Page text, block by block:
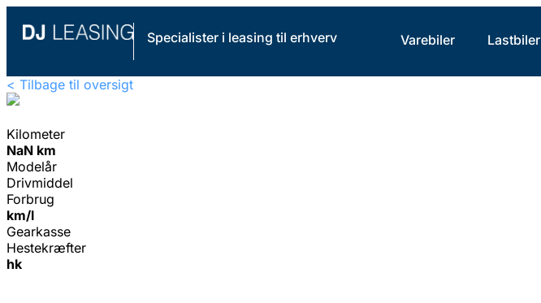
Specialister i leasing til erhverv Varebiler Lastbiler
< Tilbage til oversigt
Kilometer
NaN km
Modelår
Drivmiddel
Forbrug
km/l
Gearkasse
Hestekræfter
hk